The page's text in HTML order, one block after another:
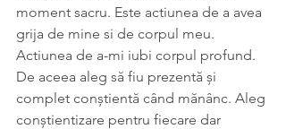
moment sacru. Este actiunea de a avea
grija de mine si de corpul meu.
Actiunea de a-mi iubi corpul profund.
De aceea aleg să fiu prezentă și
complet conștientă când mănânc. Aleg
conștientizare pentru fiecare dar